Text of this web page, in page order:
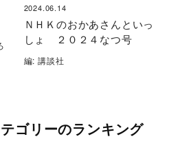
2024.06.14
ＮＨＫのおかあさんといっ
しょ ２０２４なつ号
編: 講談社
ゴリーのランキング